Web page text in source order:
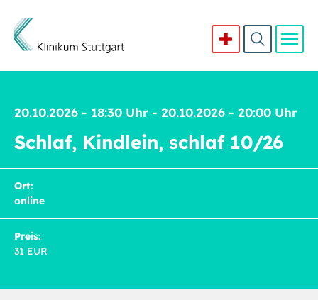
20.10.2026 - 18:30 Uhr - 20.10.2026 - 20:00 Uhr
Schlaf, Kindlein, schlaf 10/26
Ort:
online
Preis:
31 EUR